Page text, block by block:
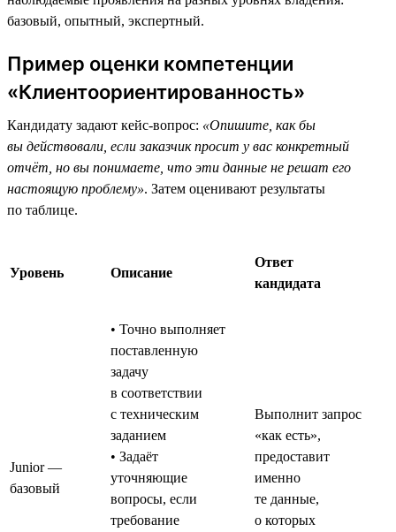
базовый, опытный, экспертный.
Пример оценки компетенции
«Клиентоориентированность»
Кандидату задают кейс-вопрос: «Опишите, как бы
вы действовали, если заказчик просит у вас конкретный
отчёт, но вы понимаете, что эти данные не решат его
настоящую проблему». Затем оценивают результаты
по таблице.
Уровень Описание
Ответ
кандидата
Junior —
базовый
• Точно выполняет
поставленную
задачу
в соответствии
с техническим
заданием
• Задаёт
уточняющие
вопросы, если
требование
Выполнит запрос
«как есть»,
предоставит
именно
те данные,
о которых